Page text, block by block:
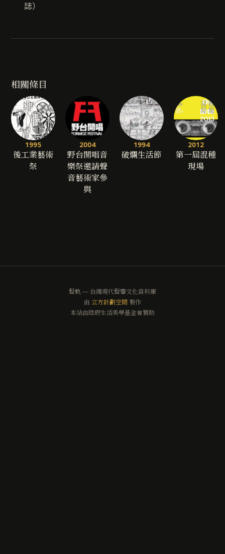
誌）
相關條目
1995
後工業藝術
祭
2004
野台開唱音
樂祭邀請聲
音藝術家參
與
1994
破爛生活節
2012
第一屆混種
現場
聲軌 — 台灣現代聲響文化資料庫
由 立方計劃空間 製作
本站由陸府生活美學基金會贊助